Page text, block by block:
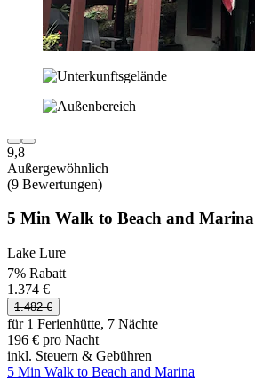
9,8
Außergewöhnlich
(9 Bewertungen)
5 Min Walk to Beach and Marina
Lake Lure
7% Rabatt
1.374 €
1.482 €
für 1 Ferienhütte, 7 Nächte
196 € pro Nacht
inkl. Steuern & Gebühren
5 Min Walk to Beach and Marina